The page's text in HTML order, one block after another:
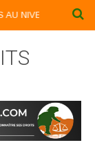
NIVEAU DU